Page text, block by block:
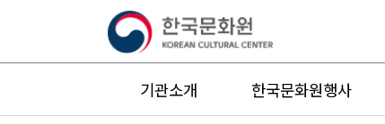
기관소개 한국문화원행사